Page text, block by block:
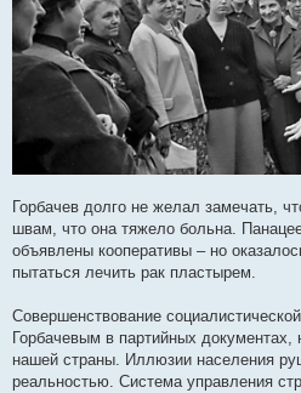
Горбачев долго не желал замечать,
швам, что она тяжело больна.
объявлены кооперативы – но
пытаться лечить рак пластырем.
Совершенствование
Горбачевым в партийных документах,
нашей страны. Иллюзии населения
реальностью. Система управления